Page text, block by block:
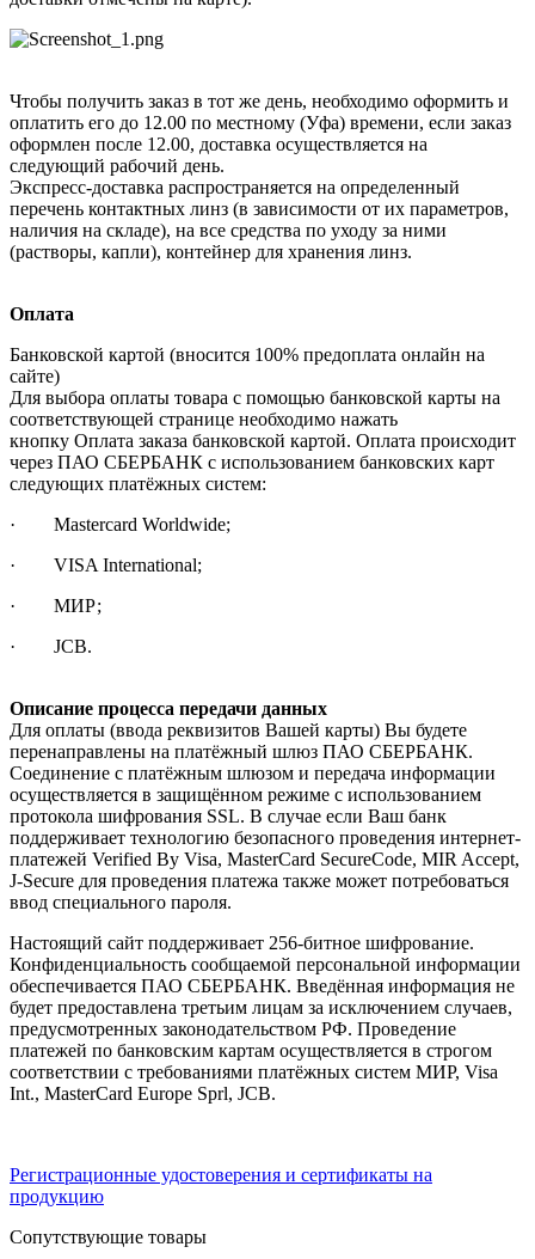
Чтобы получить заказ в тот же день, необходимо оформить и
оплатить его до 12.00 по местному (Уфа) времени, если заказ
оформлен после 12.00, доставка осуществляется на
следующий рабочий день.
Экспресс-доставка распространяется на определенный
перечень контактных линз (в зависимости от их параметров,
наличия на складе), на все средства по уходу за ними
(растворы, капли), контейнер для хранения линз.
Оплата
Банковской картой (вносится 100% предоплата онлайн на
сайте)
Для выбора оплаты товара с помощью банковской карты на
соответствующей странице необходимо нажать
кнопку Оплата заказа банковской картой. Оплата происходит
через ПАО СБЕРБАНК с использованием банковских карт
следующих платёжных систем:
· Mastercard Worldwide;
· VISA International;
· МИР;
· JCB.
Описание процесса передачи данных
Для оплаты (ввода реквизитов Вашей карты) Вы будете
перенаправлены на платёжный шлюз ПАО СБЕРБАНК.
Соединение с платёжным шлюзом и передача информации
осуществляется в защищённом режиме с использованием
протокола шифрования SSL. В случае если Ваш банк
поддерживает технологию безопасного проведения интернет-
платежей Verified By Visa, MasterCard SecureCode, MIR Accept,
J-Secure для проведения платежа также может потребоваться
ввод специального пароля.
Настоящий сайт поддерживает 256-битное шифрование.
Конфиденциальность сообщаемой персональной информации
обеспечивается ПАО СБЕРБАНК. Введённая информация не
будет предоставлена третьим лицам за исключением случаев,
предусмотренных законодательством РФ. Проведение
платежей по банковским картам осуществляется в строгом
соответствии с требованиями платёжных систем МИР, Visa
Int., MasterCard Europe Sprl, JCB.
Регистрационные удостоверения и сертификаты на
продукцию
Сопутствующие товары